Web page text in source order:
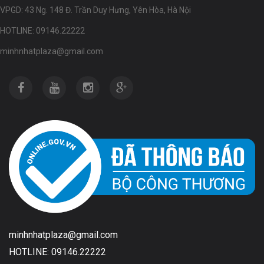
VPGD: 43 Ng. 148 Đ. Trần Duy Hưng, Yên Hòa, Hà Nội
HOTLINE: 09146.22222
minhnhatplaza@gmail.com
minhnhatplaza@gmail.com
HOTLINE: 09146.22222